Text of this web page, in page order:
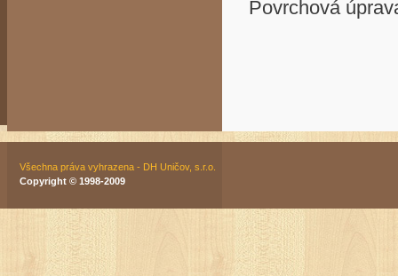
Povrchová
Všechna práva vyhrazena - DH Uničov, s.r.o.
Copyright © 1998-2009